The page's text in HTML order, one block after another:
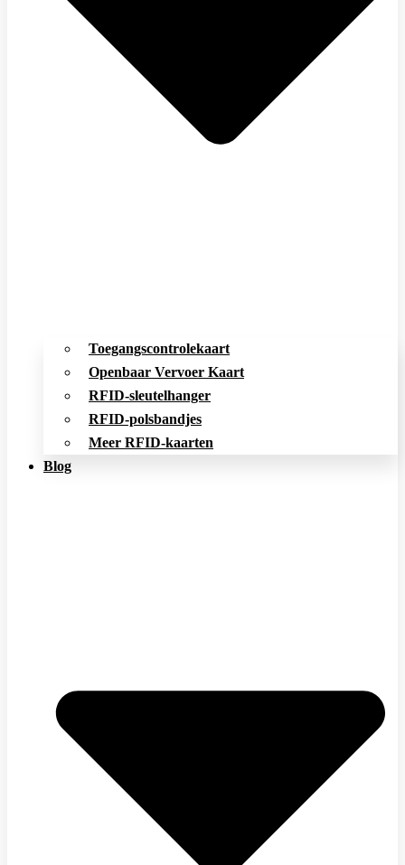
Toegangscontrolekaart
Openbaar Vervoer Kaart
RFID-sleutelhanger
RFID-polsbandjes
Meer RFID-kaarten
Blog